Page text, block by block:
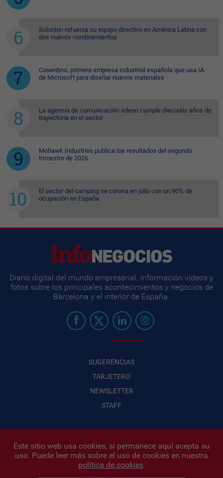
Solunion refuerza su equipo directivo en América Latina con
dos nuevos nombramientos
Cosentino, primera empresa industrial española que usa IA
de Microsoft para diseñar nuevos materiales
La agencia de comunicación edeon cumple dieciséis años de
trayectoria en el sector
Mohawk Industries publica los resultados del segundo
trimestre de 2026
El sector del camping se corona en julio con un 90% de
ocupación en España
Diario digital del mundo empresarial. Información videos y
fotos sobre los principales acontecimientos y negocios de
Barcelona y el interior de España.
SUGERENCIAS
TARJETERO
NEWSLETTER
STAFF
Infonegocios 2026| INFONEGOCIOS S.A. · CUIT: 30710438486 |
Políticas de Privacidad|Protección de datos personales
Éste sitio web usa cookies, si permanece aquí acepta su
uso. Puede leer más sobre el uso de cookies en nuestra
política de cookies.